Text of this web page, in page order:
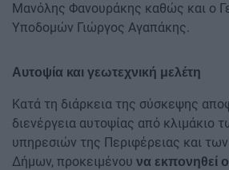
Μανόλης Φανουράκης καθώς και ο
Υποδομών Γιώργος Αγαπάκης.
Αυτοψία και γεωτεχνική μελέτη
Κατά τη διάρκεια της σύσκεψης
διενέργεια αυτοψίας από κλιμάκιο
υπηρεσιών της Περιφέρειας και
Δήμων, προκειμένου να εκπονηθεί